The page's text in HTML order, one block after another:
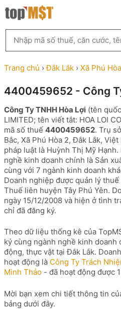
Chuyển
đến
kiếm
MST
theo
tên
ty,
người
đại
diện
hoặc
mã
số
thuế
...
Trang chủ ›Đắk Lắk › Xã Phú
4400459652 - Công
Công Ty TNHH Hòa Lợi (tên
LIMITED; tên viết tắt: HOA LOI
mã số thuế 4400459652. Trụ
Bắc, Xã Phú Hòa 2, Đắk Lắk,
pháp luật là Huỳnh Thị Mỹ
nghề kinh doanh chính là Sản
cùng với 7 ngành kinh doanh
Doanh nghiệp được quản lý
Thuế liên huyện Tây Phú Yên.
ngày 15/12/2008 và hiện ở tình
chỉ đã đăng ký.
Theo dữ liệu thống kê của
ký cùng ngành nghề kinh doanh
động, thực vật tại Đắk Lắk.
hoạt động là Công Ty Trách
Minh Thảo - đã hoạt động được
Mời bạn xem chi tiết thông tin
bảng dưới đây.